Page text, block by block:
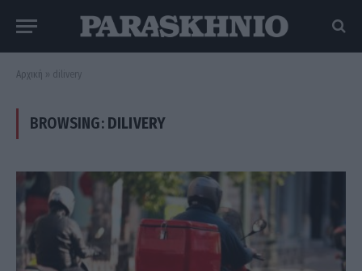
Αρχική » dilivery
BROWSING: DILIVERY